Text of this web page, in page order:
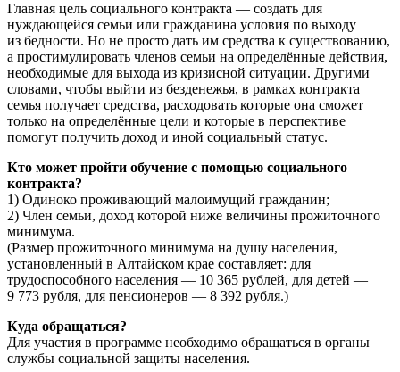
Главная цель социального контракта — создать для
нуждающейся семьи или гражданина условия по выходу
из бедности. Но не просто дать им средства к существованию,
а простимулировать членов семьи на определённые действия,
необходимые для выхода из кризисной ситуации. Другими
словами, чтобы выйти из безденежья, в рамках контракта
семья получает средства, расходовать которые она сможет
только на определённые цели и которые в перспективе
помогут получить доход и иной социальный статус.
Кто может пройти обучение с помощью социального
контракта?
1) Одиноко проживающий малоимущий гражданин;
2) Член семьи, доход которой ниже величины прожиточного
минимума.
(Размер прожиточного минимума на душу населения,
установленный в Алтайском крае составляет: для
трудоспособного населения — 10 365 рублей, для детей —
9 773 рубля, для пенсионеров — 8 392 рубля.)
Куда обращаться?
Для участия в программе необходимо обращаться в органы
службы социальной защиты населения.